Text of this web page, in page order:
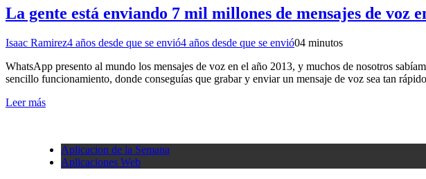
La gente está enviando 7 mil millones de mensajes de voz
Isaac Ramirez4 años desde que se envió4 años desde que se envió04 minutos
WhatsApp presento al mundo los mensajes de voz en el año 2013, y muchos de nosotros
sencillo funcionamiento, donde conseguías que grabar y enviar un mensaje de voz sea tan
Leer más
Aplicacion de la Semana
Aplicaciones Web